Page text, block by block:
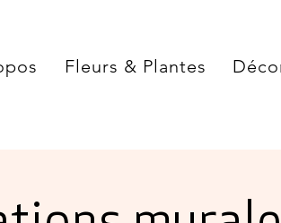
Fleurs & Plantes